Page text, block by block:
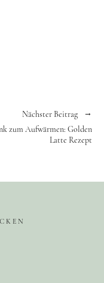
Nächster Beitrag
zum Aufwärmen: Golden
Latte Rezept